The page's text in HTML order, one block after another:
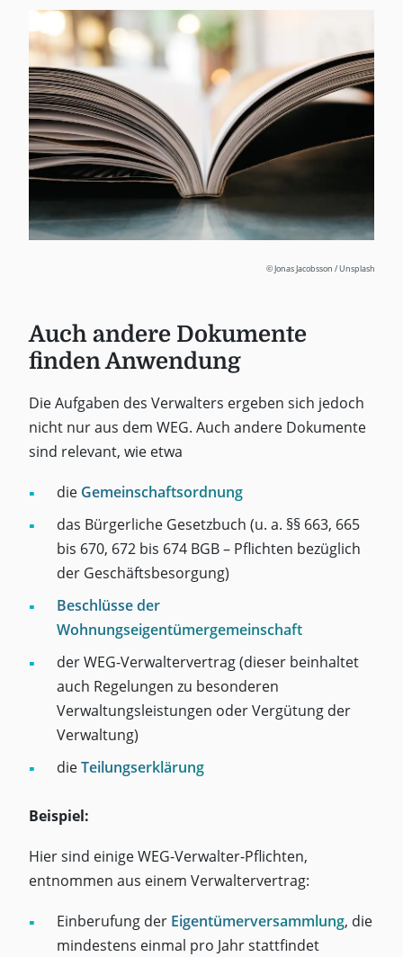
© Jonas Jacobsson / Unsplash
Auch andere Dokumente
finden Anwendung
Die Aufgaben des Verwalters ergeben sich jedoch
nicht nur aus dem WEG. Auch andere Dokumente
sind relevant, wie etwa
die Gemeinschaftsordnung
das Bürgerliche Gesetzbuch (u. a. §§ 663, 665
bis 670, 672 bis 674 BGB – Pflichten bezüglich
der Geschäftsbesorgung)
Beschlüsse der
Wohnungseigentümergemeinschaft
der WEG-Verwaltervertrag (dieser beinhaltet
auch Regelungen zu besonderen
Verwaltungsleistungen oder Vergütung der
Verwaltung)
dieTeilungserklärung
Beispiel:
Hier sind einige WEG-Verwalter-Pflichten,
entnommen aus einem Verwaltervertrag:
Einberufung der Eigentümerversammlung, die
mindestens einmal pro Jahr stattfindet